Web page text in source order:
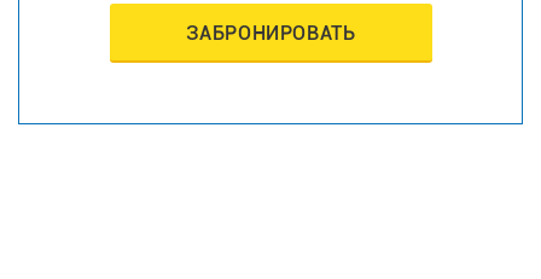
ЗАБРОНИРОВАТЬ